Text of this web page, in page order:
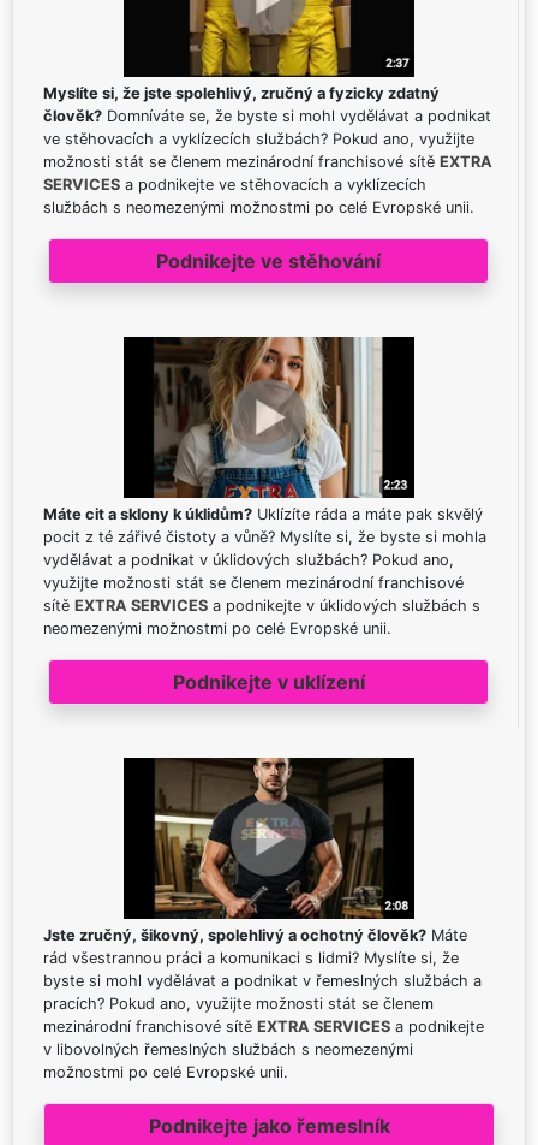
Myslíte si, že jste spolehlivý, zručný a fyzicky zdatný
člověk? Domníváte se, že byste si mohl vydělávat a podnikat
ve stěhovacích a vyklízecích službách? Pokud ano, využijte
možnosti stát se členem mezinárodní franchisové sítě EXTRA
SERVICES a podnikejte ve stěhovacích a vyklízecích
službách s neomezenými možnostmi po celé Evropské unii.
Podnikejte ve stěhování
Máte cit a sklony k úklidům? Uklízíte ráda a máte pak skvělý
pocit z té zářivé čistoty a vůně? Myslíte si, že byste si mohla
vydělávat a podnikat v úklidových službách? Pokud ano,
využijte možnosti stát se členem mezinárodní franchisové
sítě EXTRA SERVICES a podnikejte v úklidových službách s
neomezenými možnostmi po celé Evropské unii.
Podnikejte v uklízení
Jste zručný, šikovný, spolehlivý a ochotný člověk? Máte
rád všestrannou práci a komunikaci s lidmi? Myslíte si, že
byste si mohl vydělávat a podnikat v řemeslných službách a
pracích? Pokud ano, využijte možnosti stát se členem
mezinárodní franchisové sítě EXTRA SERVICES a podnikejte
v libovolných řemeslných službách s neomezenými
možnostmi po celé Evropské unii.
Podnikejte jako řemeslník